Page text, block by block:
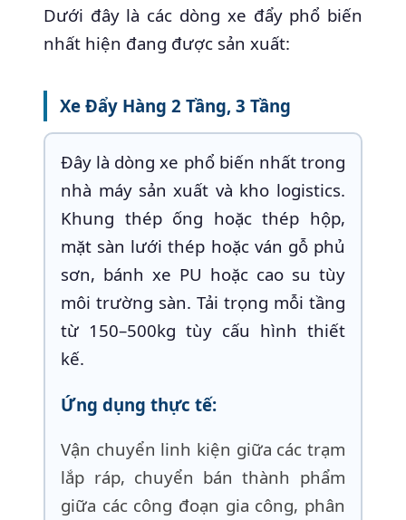
Dưới đây là các dòng xe đẩy phổ biến
nhất hiện đang được sản xuất:
Xe Đẩy Hàng 2 Tầng, 3 Tầng
Đây là dòng xe phổ biến nhất trong
nhà máy sản xuất và kho logistics.
Khung thép ống hoặc thép hộp,
mặt sàn lưới thép hoặc ván gỗ phủ
sơn, bánh xe PU hoặc cao su tùy
môi trường sàn. Tải trọng mỗi tầng
từ 150–500kg tùy cấu hình thiết
kế.
Ứng dụng thực tế:
Vận chuyển linh kiện giữa các trạm
lắp ráp, chuyển bán thành phẩm
giữa các công đoạn gia công, phân